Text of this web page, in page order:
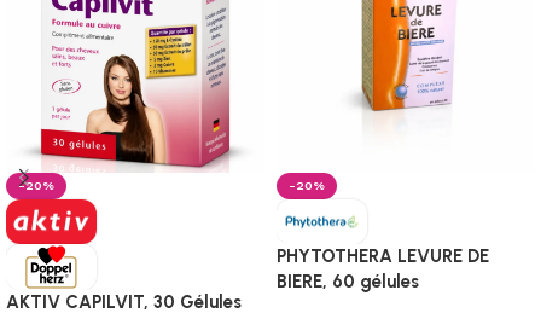
-20%
AKTIV CAPILVIT, 30 Gélules
-20%
PHYTOTHERA LEVURE DE
BIERE, 60 gélules